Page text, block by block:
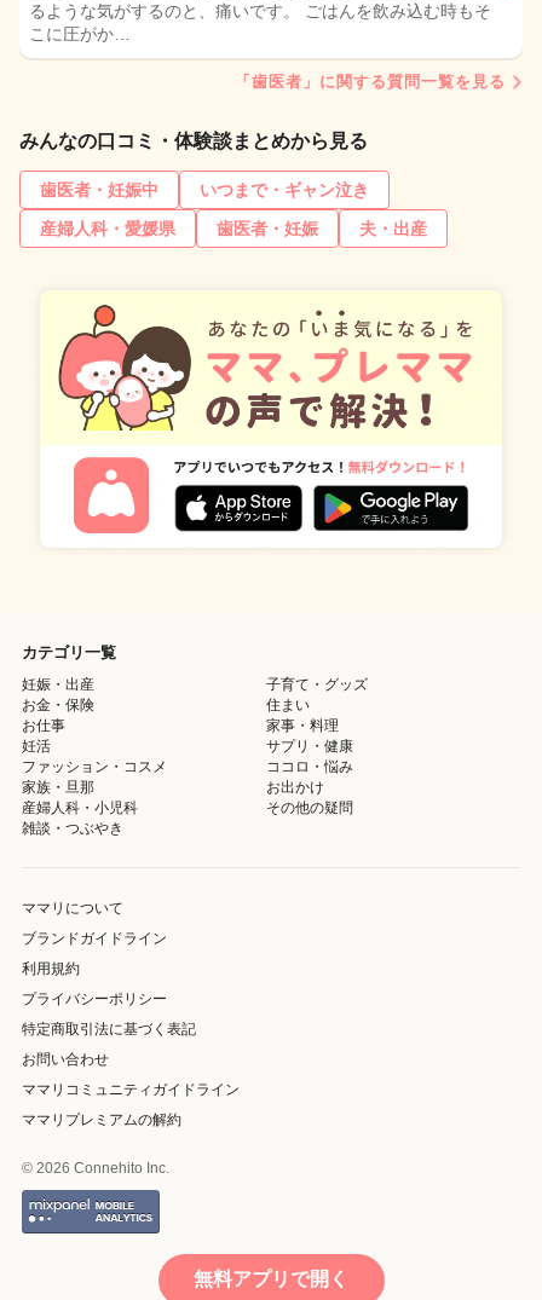
るような気がするのと、痛いです。 ごはんを飲み込む時もそ
こに圧がか…
「歯医者」に関する質問一覧を見る
みんなの口コミ・体験談まとめから見る
歯医者・妊娠中
いつまで・ギャン泣き
産婦人科・愛媛県
歯医者・妊娠 夫・出産
カテゴリ一覧
妊娠・出産
子育て・グッズ
お金・保険
住まい
お仕事
家事・料理
妊活
サプリ・健康
ファッション・コスメ
ココロ・悩み
家族・旦那
お出かけ
産婦人科・小児科
その他の疑問
雑談・つぶやき
ママリについて
ブランドガイドライン
利用規約
プライバシーポリシー
特定商取引法に基づく表記
お問い合わせ
ママリコミュニティガイドライン
ママリプレミアムの解約
© 2026 Connehito Inc.
無料アプリで開く